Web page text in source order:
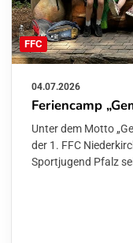
FFC
04.07.2026
Feriencamp
Unter dem Motto
der 1. FFC
Sportjugend Pfalz